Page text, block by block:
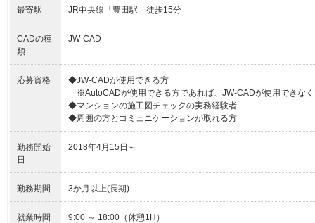
最寄駅 JR中央線「豊田駅」徒歩15分
CADの種
類
JW-CAD
応募資格
◆JW-CADが使用できる方
※AutoCADが使用できる方であれば、JW-CADが使用できな
◆マンションの施工図チェックの実務経験者
◆周囲の方とコミュニケーションが取れる方
勤務開始
日
2018年4月15日～
勤務期間 3か月以上(長期)
就業時間
9:00 ～ 18:00（休憩1H）